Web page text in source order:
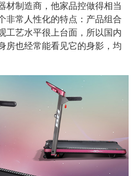
材制造商，他家品控做得相当
非常人性化的特点：产品组合
工艺水平很上台面，所以国内
房也经常能看见它的身影，均